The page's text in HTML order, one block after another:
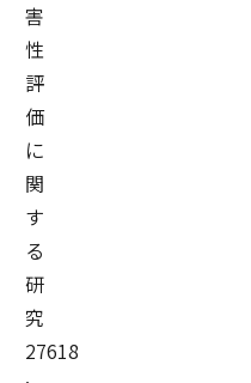
害
性
評
価
に
関
す
る
研
究
27618